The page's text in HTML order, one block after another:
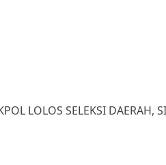
LOLOS SELEKSI DAERAH,